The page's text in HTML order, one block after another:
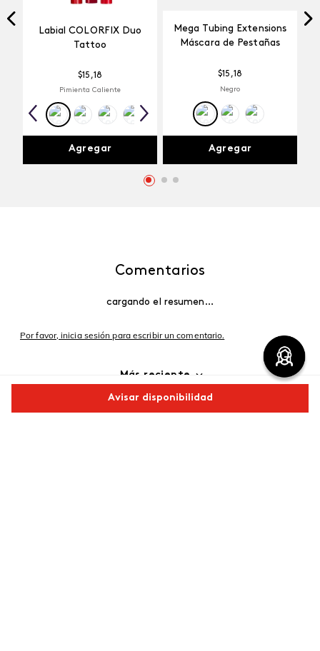
Avisar disponibilidad
Labial COLORFIX Duo
Tattoo
$15 ,18
Pimienta Caliente
Agregar
Mega Tubing Extensions
Máscara de Pestañas
$15 ,18
Negro
Agregar
Comentarios
cargando el resumen…
Por favor, inicia sesión para escribir un comentario.
Más reciente
Cargando comentarios…